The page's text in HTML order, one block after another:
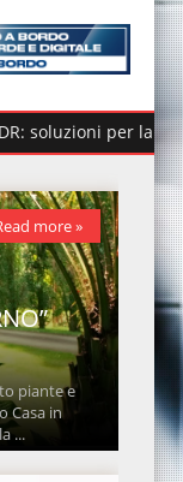
due diligence
piante e
Casa in
...
more »